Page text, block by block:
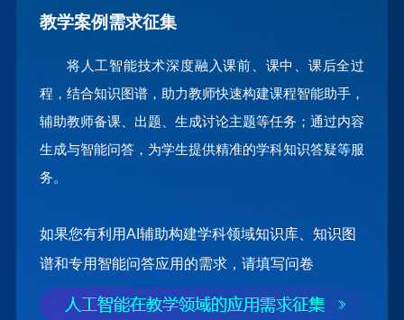
教学案例需求征集
将人工智能技术深度融入课前、课中、课后全过
程，结合知识图谱，助力教师快速构建课程智能助手，
辅助教师备课、出题、生成讨论主题等任务；通过内容
生成与智能问答，为学生提供精准的学科知识答疑等服
务。
如果您有利用AI辅助构建学科领域知识库、知识图
谱和专用智能问答应用的需求，请填写问卷